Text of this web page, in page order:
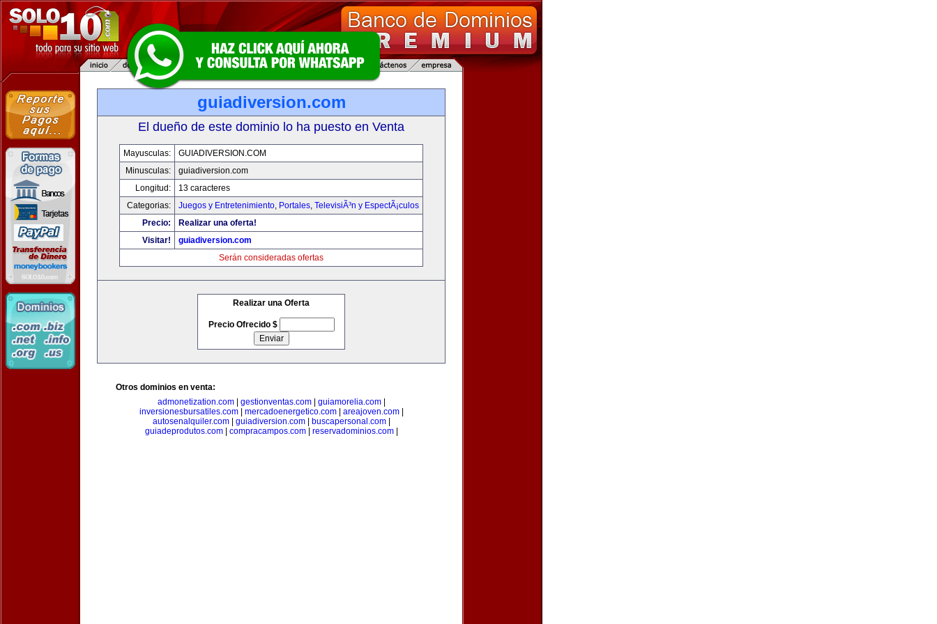
guiadiversion.com
El dueño de este dominio lo ha puesto en Venta
Mayusculas:
GUIADIVERSION.COM
Minusculas:
guiadiversion.com
Longitud:
13 caracteres
Categorias:
Juegos y Entretenimiento, Portales, TelevisiÃ³n y EspectÃ¡culos
Precio:
Realizar una oferta!
Visitar!
guiadiversion.com
Serán consideradas ofertas
Realizar una Oferta
Precio Ofrecido $
Otros dominios en venta:
admonetization.com| gestionventas.com| guiamorelia.com|
inversionesbursatiles.com| mercadoenergetico.com| areajoven.com|
autosenalquiler.com| guiadiversion.com| buscapersonal.com|
guiadeprodutos.com| compracampos.com| reservadominios.com|